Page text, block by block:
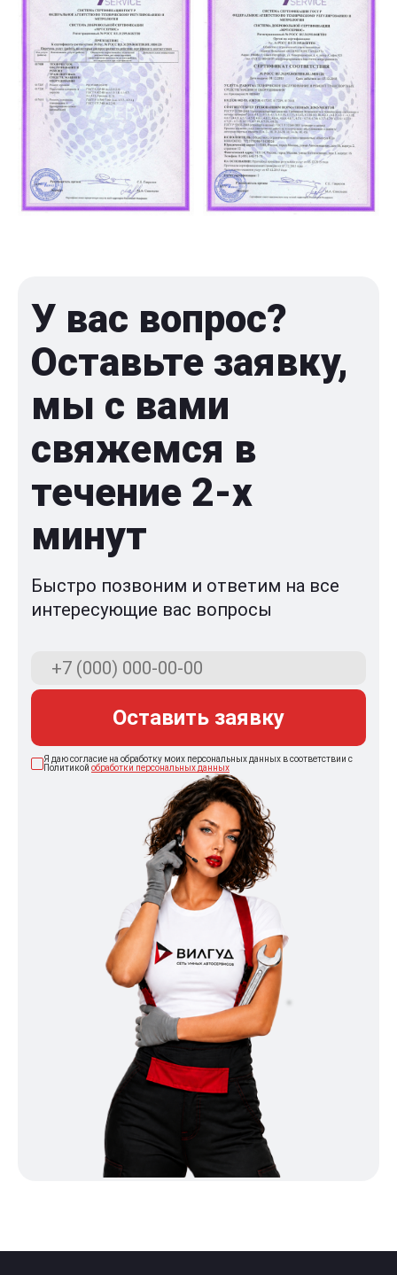
У вас вопрос?
Оставьте заявку,
мы с вами
свяжемся в
течение 2-x
минут
Быстро позвоним и ответим на все
интересующие вас вопросы
Оставить заявку
Я даю согласие на обработку моих персональных данных в соответствии с
Политикой обработки персональных данных